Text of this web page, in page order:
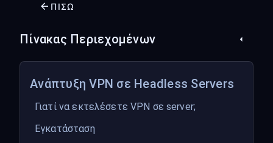
ΠΊΣΩ
Πίνακας Περιεχομένων
Ανάπτυξη VPN σε Headless Servers
Γιατί να εκτελέσετε VPN σε server;
Εγκατάσταση